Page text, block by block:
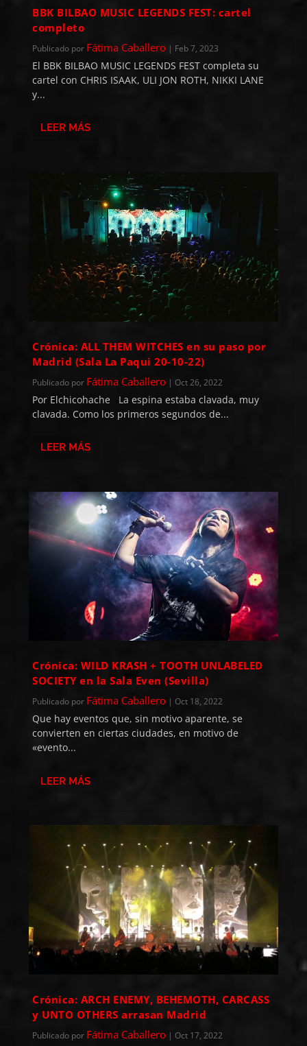
BBK BILBAO MUSIC LEGENDS FEST: cartel
completo
Publicado por Fátima Caballero | Feb 7, 2023
El BBK BILBAO MUSIC LEGENDS FEST completa su
cartel con CHRIS ISAAK, ULI JON ROTH, NIKKI LANE
y...
LEER MÁS
Crónica: ALL THEM WITCHES en su paso por
Madrid (Sala La Paqui 20-10-22)
Publicado por Fátima Caballero | Oct 26, 2022
Por Elchicohache La espina estaba clavada, muy
clavada. Como los primeros segundos de...
LEER MÁS
Crónica: WILD KRASH + TOOTH UNLABELED
SOCIETY en la Sala Even (Sevilla)
Publicado por Fátima Caballero | Oct 18, 2022
Que hay eventos que, sin motivo aparente, se
convierten en ciertas ciudades, en motivo de
«evento...
LEER MÁS
Crónica: ARCH ENEMY, BEHEMOTH, CARCASS
y UNTO OTHERS arrasan Madrid
Publicado por Fátima Caballero | Oct 17, 2022